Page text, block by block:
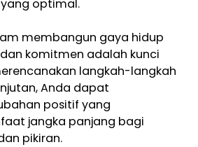
optimal.
membangun gaya hidup
komitmen adalah kunci
langkah-langkah
Anda dapat
positif yang
jangka panjang bagi
pikiran.